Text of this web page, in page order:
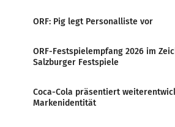
ORF: Pig legt Personalliste vor
ORF-Festspielempfang 2026 im
Salzburger Festspiele
Coca-Cola präsentiert
Markenidentität